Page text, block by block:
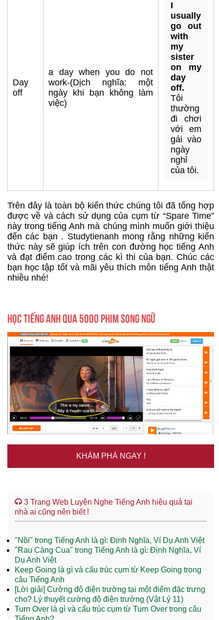
Day
off
a day when you do not
work-(Dịch nghĩa: một
ngày khi bạn không làm
việc)
I
usually
go out
with
my
sister
on my
day
off.
Tôi
thường
đi chơi
với em
gái vào
ngày
nghỉ
của tôi.
Trên đây là toàn bộ kiến thức chúng tôi đã tổng hợp
được về và cách sử dụng của cụm từ “Spare Time”
này trong tiếng Anh mà chúng mình muốn giới thiệu
đến các bạn . Studytienanh mong rằng những kiến
thức này sẽ giúp ích trên con đường học tiếng Anh
và đạt điểm cao trong các kì thi của bạn. Chúc các
bạn học tập tốt và mãi yêu thích môn tiếng Anh thật
nhiều nhé!
HỌC TIẾNG ANH QUA 5000 PHIM SONG NGỮ
KHÁM PHÁ NGAY !
3 Trang Web Luyện Nghe Tiếng Anh hiệu quả tại
nhà ai cũng nên biết !
"Nồi" trong Tiếng Anh là gì: Định Nghĩa, Ví Dụ Anh Việt
"Rau Càng Cua" trong Tiếng Anh là gì: Định Nghĩa, Ví
Dụ Anh Việt
Keep Going là gì và cấu trúc cụm từ Keep Going trong
câu Tiếng Anh
[Lời giải] Cường độ điện trường tại một điểm đặc trưng
cho? Lý thuyết cường độ điện trường (Vật Lý 11)
Turn Over là gì và cấu trúc cụm từ Turn Over trong câu